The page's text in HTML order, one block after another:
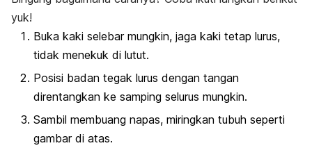
yuk!
Buka kaki selebar mungkin, jaga kaki tetap lurus,
tidak menekuk di lutut.
Posisi badan tegak lurus dengan tangan
direntangkan ke samping selurus mungkin.
Sambil membuang napas, miringkan tubuh seperti
gambar di atas.